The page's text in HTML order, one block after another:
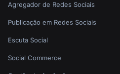
Agregador de Redes Sociais
Publicação em Redes Sociais
Escuta Social
Social Commerce